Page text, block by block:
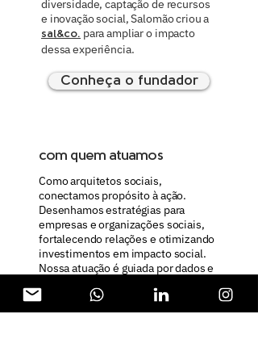
diversidade, captação de recursos
e inovação social, Salomão criou a
sal&co. para ampliar o impacto
dessa experiência.
Conheça o fundador
com quem atuamos
Como arquitetos sociais,
conectamos propósito à ação.
Desenhamos estratégias para
empresas e organizações sociais,
fortalecendo relações e otimizando
investimentos em impacto social.
Nossa atuação é guiada por dados e
customizadas que geram
transformação real e duradoura.